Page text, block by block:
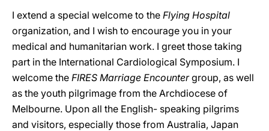
I extend a special welcome to the Flying Hospital
organization, and I wish to encourage you in your
medical and humanitarian work. I greet those taking
part in the International Cardiological Symposium. I
welcome the FIRES Marriage Encountergroup, as well
as the youth pilgrimage from the Archdiocese of
Melbourne. Upon all the English- speaking pilgrims
and visitors, especially those from Australia, Japan